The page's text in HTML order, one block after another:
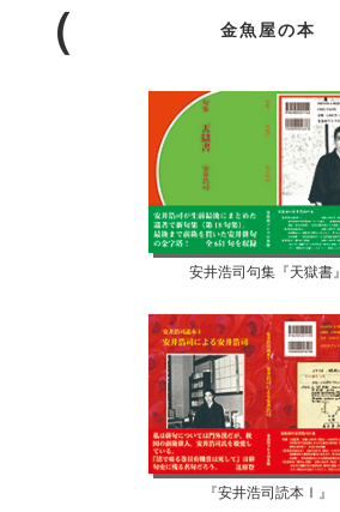
金魚屋の本
安井浩司句集『天獄書』
『安井浩司読本Ⅰ』